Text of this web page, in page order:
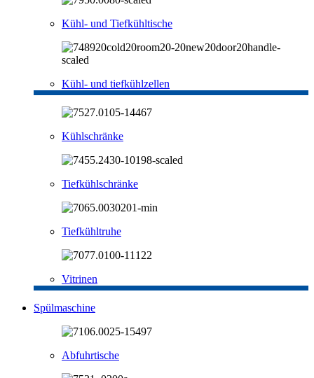
Kühl- und Tiefkühltische
Kühl- und tiefkühlzellen
Kühlschränke
Tiefkühlschränke
Tiefkühltruhe
Vitrinen
Spülmaschine
Abfuhrtische